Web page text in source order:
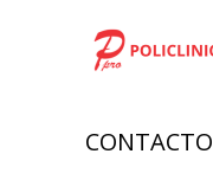
CONTACTO